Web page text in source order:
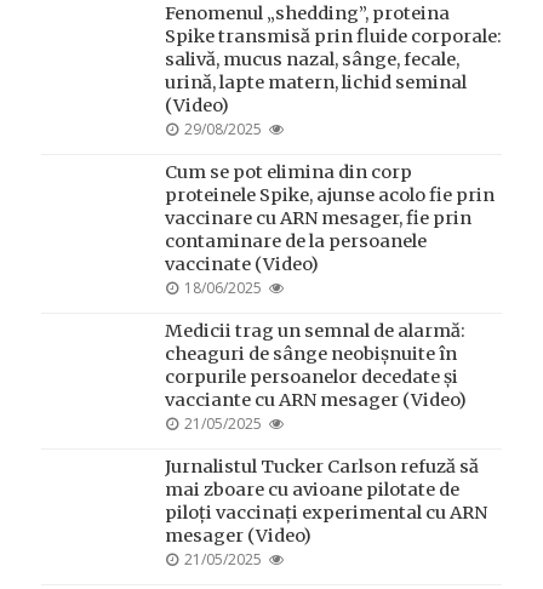
Fenomenul „shedding”, proteina
Spike transmisă prin fluide corporale:
salivă, mucus nazal, sânge, fecale,
urină, lapte matern, lichid seminal
(Video)
POSTED
29/08/2025
Cum se pot elimina din corp
proteinele Spike, ajunse acolo fie prin
vaccinare cu ARN mesager, fie prin
contaminare de la persoanele
vaccinate (Video)
POSTED
18/06/2025
Medicii trag un semnal de alarmă:
cheaguri de sânge neobișnuite în
corpurile persoanelor decedate și
vacciante cu ARN mesager (Video)
POSTED
21/05/2025
Jurnalistul Tucker Carlson refuză să
mai zboare cu avioane pilotate de
piloți vaccinați experimental cu ARN
mesager (Video)
POSTED
21/05/2025